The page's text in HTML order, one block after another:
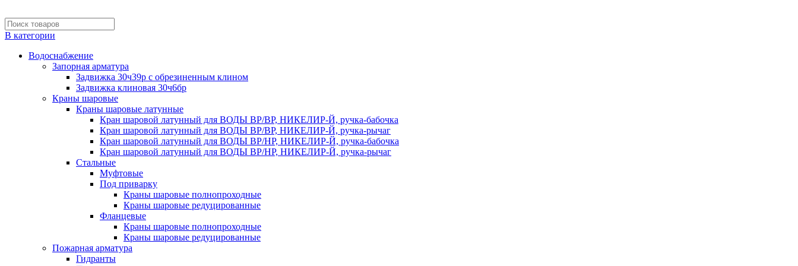
В категории
Водоснабжение
Запорная арматура
Задвижка 30ч39р с обрезиненным клином
Задвижка клиновая 30ч6бр
Краны шаровые
Краны шаровые латунные
Кран шаровой латунный для ВОДЫ ВР/ВР, НИКЕЛИР-Й, ручка-бабочка
Кран шаровой латунный для ВОДЫ ВР/ВР, НИКЕЛИР-Й, ручка-рычаг
Кран шаровой латунный для ВОДЫ ВР/НР, НИКЕЛИР-Й, ручка-бабочка
Кран шаровой латунный для ВОДЫ ВР/НР, НИКЕЛИР-Й, ручка-рычаг
Стальные
Муфтовые
Под приварку
Краны шаровые полнопроходные
Краны шаровые редуцированные
Фланцевые
Краны шаровые полнопроходные
Краны шаровые редуцированные
Пожарная арматура
Гидранты